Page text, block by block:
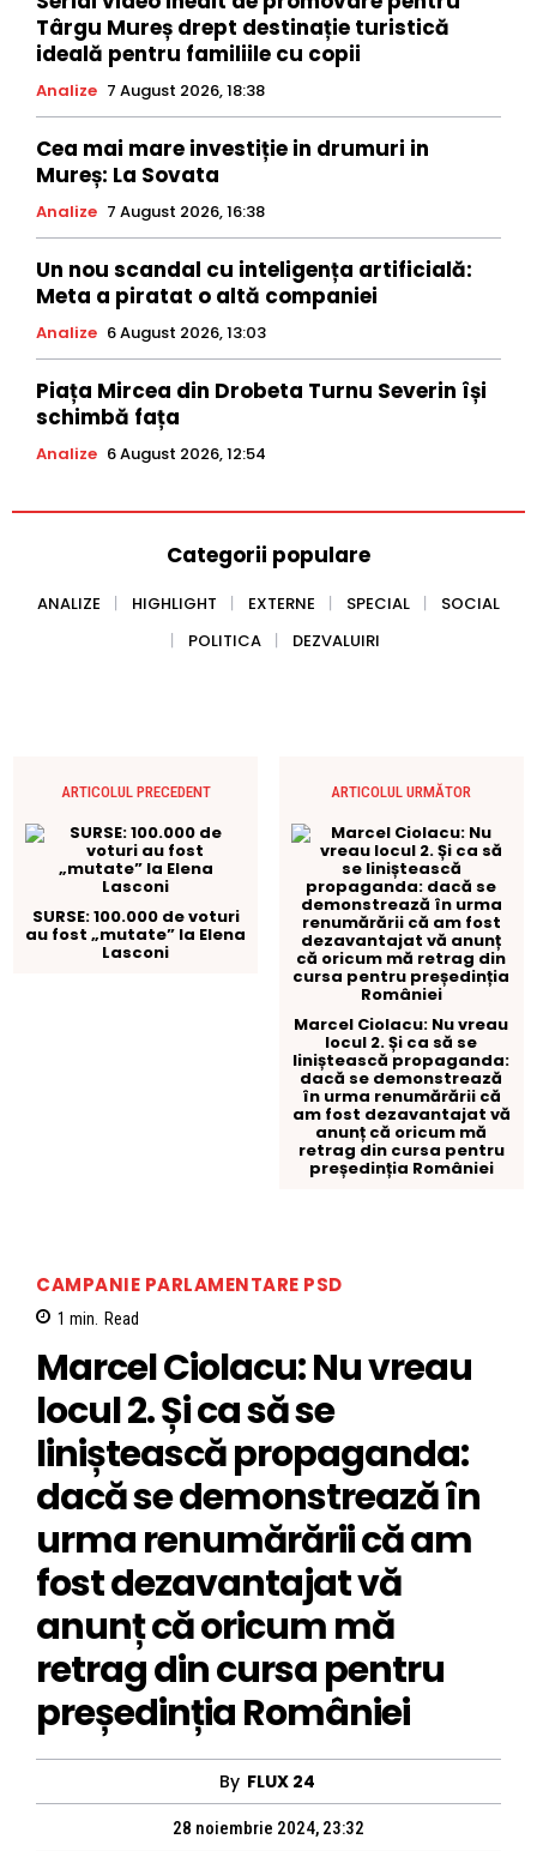
Târgu Mureș drept destinație turistică
ideală pentru familiile cu copii
Analize 7 August 2026, 18:38
Cea mai mare investiție in drumuri in
Mureș: La Sovata
Analize 7 August 2026, 16:38
Un nou scandal cu inteligența artificială:
Meta a piratat o altă companiei
Analize 6 August 2026, 13:03
Piața Mircea din Drobeta Turnu Severin își
schimbă fața
Analize 6 August 2026, 12:54
Categorii populare
ANALIZE HIGHLIGHT EXTERNE SPECIAL
SOCIAL
POLITICA
DEZVALUIRI
ARTICOLUL PRECEDENT
SURSE: 100.000 de voturi
au fost „mutate” la Elena
Lasconi
ARTICOLUL URMĂTOR
Marcel Ciolacu: Nu vreau
locul 2. Și ca să se
liniștească propaganda:
dacă se demonstrează
în urma renumărării că
am fost dezavantajat vă
anunț că oricum mă
retrag din cursa pentru
președinția României